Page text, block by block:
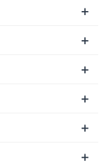
+
+
+
+
+
+